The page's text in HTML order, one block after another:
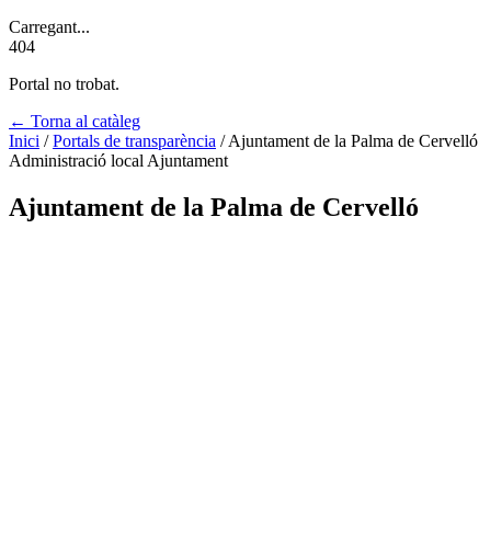
Carregant...
404
Portal no trobat.
← Torna al catàleg
Inici / Portals de transparència / Ajuntament de la Palma de Cervelló
Administració local Ajuntament
Ajuntament de la Palma de Cervelló